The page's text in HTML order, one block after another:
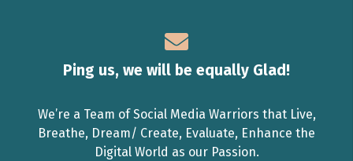
Ping us, we will be equally Glad!
We’re a Team of Social Media Warriors that Live,
Breathe, Dream/ Create, Evaluate, Enhance the
Digital World as our Passion.